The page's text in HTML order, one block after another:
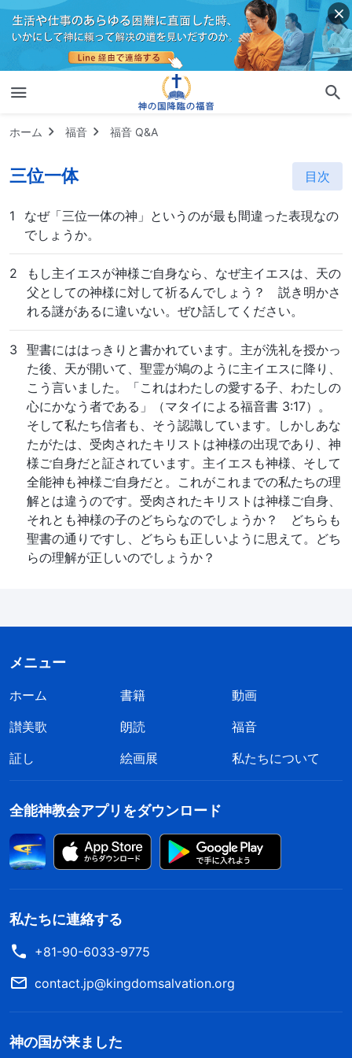
ホーム 福音 福音 Q&A
三位一体 目次
1
なぜ「三位一体の神」というのが最も間違った表現なの
でしょうか。
2
もし主イエスが神様ご自身なら、なぜ主イエスは、天の
父としての神様に対して祈るんでしょう？ 説き明かさ
れる謎があるに違いない。ぜひ話してください。
3
聖書にははっきりと書かれています。主が洗礼を授かっ
た後、天が開いて、聖霊が鳩のように主イエスに降り、
こう言いました。「これはわたしの愛する子、わたしの
心にかなう者である」（マタイによる福音書 3:17）。
そして私たち信者も、そう認識しています。しかしあな
たがたは、受肉されたキリストは神様の出現であり、神
様ご自身だと証されています。主イエスも神様、そして
全能神も神様ご自身だと。これがこれまでの私たちの理
解とは違うのです。受肉されたキリストは神様ご自身、
それとも神様の子のどちらなのでしょうか？ どちらも
聖書の通りですし、どちらも正しいように思えて。どち
らの理解が正しいのでしょうか？
メニュー
ホーム 書籍
動画
讃美歌
朗読
福音
証し
絵画展 私たちについて
全能神教会アプリをダウンロード
私たちに連絡する
+81-90-6033-9775
contact.jp@kingdomsalvation.org
神の国が来ました